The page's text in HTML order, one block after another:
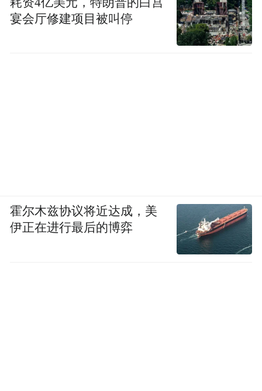
宴会厅修建项目被叫停
霍尔木兹协议将近达成，美
伊正在进行最后的博弈